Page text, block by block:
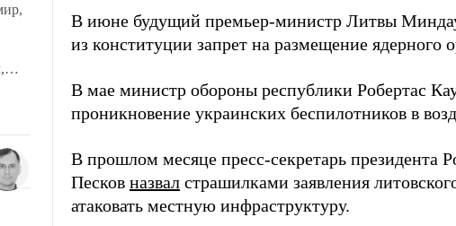
В июне будущий премьер-министр Литвы
из конституции запрет на размещение ядерного
В мае министр обороны республики Робертас
проникновение украинских беспилотников в
В прошлом месяце пресс-секретарь президента
Песков назвал страшилками заявления
атаковать местную инфраструктуру.